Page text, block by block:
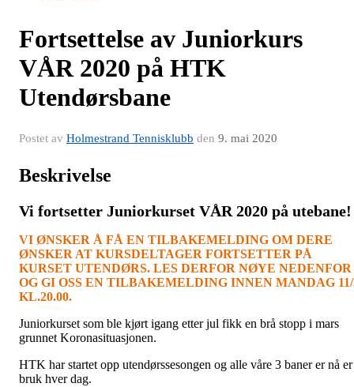
Fortsettelse av Juniorkurs
VÅR 2020 på HTK
Utendørsbane
Postet av Holmestrand Tennisklubb den 9. mai 2020
Beskrivelse
Vi fortsetter Juniorkurset VÅR 2020 på utebane!
VI ØNSKER Å FÅ EN TILBAKEMELDING OM DERE
ØNSKER AT KURSDELTAGER FORTSETTER PÅ
KURSET UTENDØRS. LES DERFOR NØYE NEDENFOR
OG GI OSS EN TILBAKEMELDING INNEN MANDAG
KL.20.00.
Juniorkurset som ble kjørt igang etter jul fikk en brå stopp i mars
grunnet Koronasituasjonen.
HTK har startet opp utendørssesongen og alle våre 3 baner er nå
bruk hver dag.